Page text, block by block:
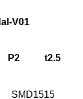
V01
P2 t2.5
SMD1515